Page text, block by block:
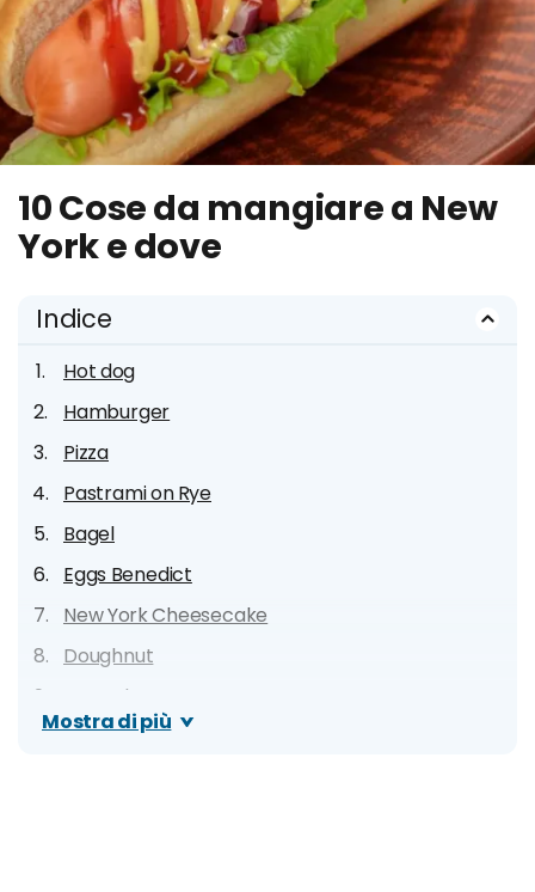
10 Cose da mangiare a New
York e dove
Indice
Hot dog
Hamburger
Pizza
Pastrami on Rye
Bagel
Eggs Benedict
New York Cheesecake
Doughnut
Cupcake
Pancake
Mostra di più